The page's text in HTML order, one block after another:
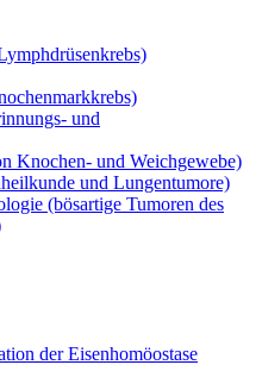
und
Knochen- und Weichgewebe)
und Lungentumore)
(bösartige Tumoren des
der Eisenhomöostase